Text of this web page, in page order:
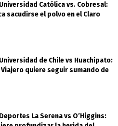
Católica vs. Cobresal:
sacudirse el polvo en el Claro
de Chile vs Huachipato:
quiere seguir sumando de
La Serena vs O’Higgins: